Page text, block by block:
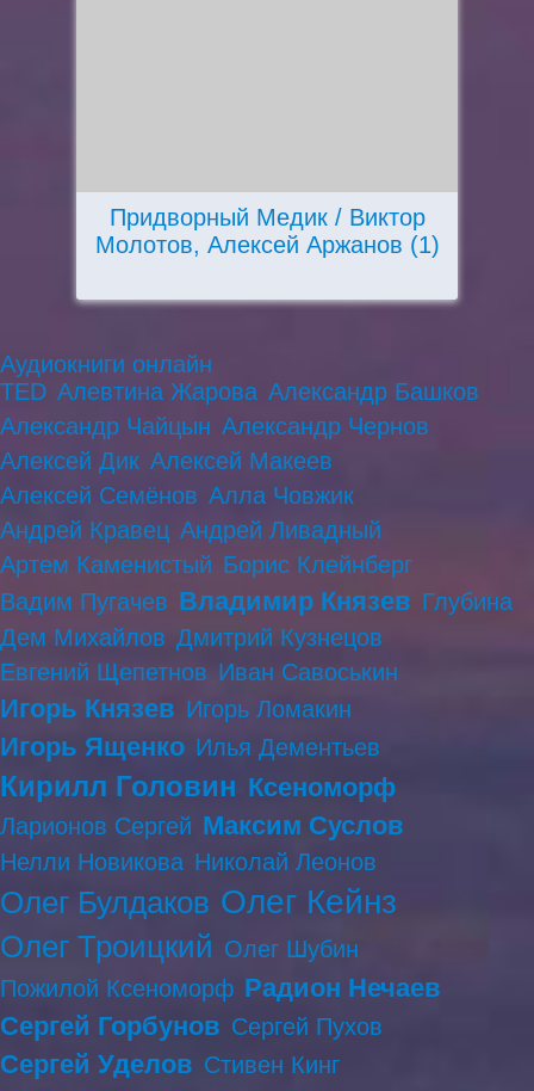
Придворный Медик / Виктор
Молотов, Алексей Аржанов (1)
Аудиокниги онлайн
TED Алевтина Жарова Александр Башков
Александр Чайцын Александр Чернов
Алексей Дик Алексей Макеев
Алексей Семёнов Алла Човжик
Андрей Кравец Андрей Ливадный
Артем Каменистый Борис Клейнберг
Вадим Пугачев Владимир Князев Глубина
Дем Михайлов Дмитрий Кузнецов
Евгений Щепетнов Иван Савоськин
Игорь Князев Игорь Ломакин
Игорь Ященко Илья Дементьев
Кирилл Головин Ксеноморф
Ларионов Сергей Максим Суслов
Нелли Новикова Николай Леонов
Олег Булдаков Олег Кейнз
Олег Троицкий Олег Шубин
Пожилой Ксеноморф Радион Нечаев
Сергей Горбунов Сергей Пухов
Сергей Уделов Стивен Кинг